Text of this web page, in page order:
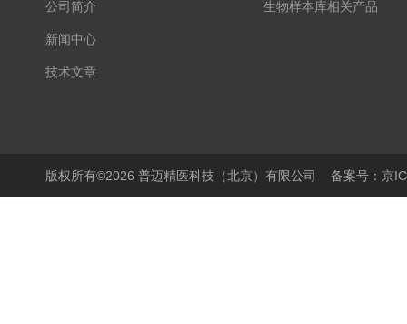
公司简介
新闻中心
技术文章
生物样本库相关产品
版权所有©2026 普迈精医科技（北京）有限公司 备案号：京